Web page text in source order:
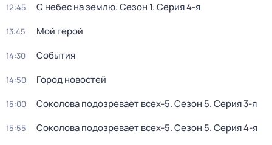
12:45 С небес на землю. Сезон 1. Серия 4-я
13:45 Мой герой
14:30 События
14:50 Город новостей
15:00 Соколова подозревает всех-5. Сезон 5. Серия 3-я
15:55 Соколова подозревает всех-5. Сезон 5. Серия 4-я